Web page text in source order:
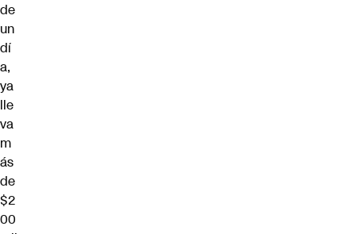
de
un
dí
a,
ya
lle
va
m
ás
de
$2
00